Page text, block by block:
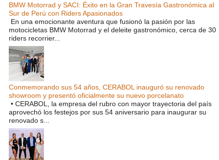
BMW Motorrad y SACI: Éxito en la Gran Travesía Gastronómica al
Sur de Perú con Riders Apasionados
En una emocionante aventura que fusionó la pasión por las
motocicletas BMW Motorrad y el deleite gastronómico, cerca de 30
riders recorrier...
Conmemorando sus 54 años, CERABOL inauguró su renovado
showroom y presentó oficialmente su nuevo porcelanato
• CERABOL, la empresa del rubro con mayor trayectoria del país
aprovechó los festejos por sus 54 aniversario para inaugurar su
renovado s...